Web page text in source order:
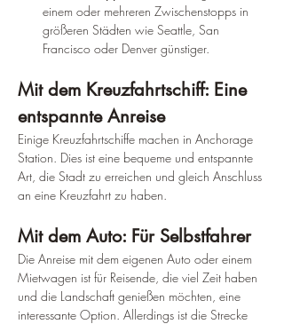
einem oder mehreren Zwischenstopps in
größeren Städten wie Seattle, San
Francisco oder Denver günstiger.
Mit dem Kreuzfahrtschiff: Eine
entspannte Anreise
Einige Kreuzfahrtschiffe machen in Anchorage
Station. Dies ist eine bequeme und entspannte
Art, die Stadt zu erreichen und gleich Anschluss
an eine Kreuzfahrt zu haben.
Mit dem Auto: Für Selbstfahrer
Die Anreise mit dem eigenen Auto oder einem
Mietwagen ist für Reisende, die viel Zeit haben
und die Landschaft genießen möchten, eine
interessante Option. Allerdings ist die Strecke